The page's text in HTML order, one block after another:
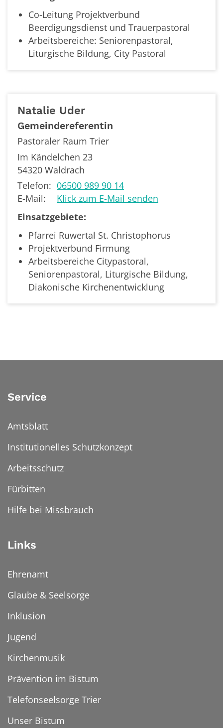
Co-Leitung Projektverbund
Beerdigungsdienst und Trauerpastoral
Arbeitsbereiche: Seniorenpastoral,
Liturgische Bildung, City Pastoral
Natalie Uder
Gemeindereferentin
Pastoraler Raum Trier
Im Kändelchen 23
54320 Waldrach
Telefon: 06500 989 90 14
E-Mail:
Klick zum E-Mail senden
Einsatzgebiete:
Pfarrei Ruwertal St. Christophorus
Projektverbund Firmung
Arbeitsbereiche Citypastoral,
Seniorenpastoral, Liturgische Bildung,
Diakonische Kirchenentwicklung
Service
Amtsblatt
Institutionelles Schutzkonzept
Arbeitsschutz
Fürbitten
Hilfe bei Missbrauch
Links
Ehrenamt
Glaube & Seelsorge
Inklusion
Jugend
Kirchenmusik
Prävention im Bistum
Telefonseelsorge Trier
Unser Bistum